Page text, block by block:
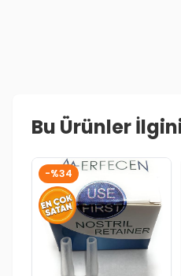
Bu Ürünler
-%34